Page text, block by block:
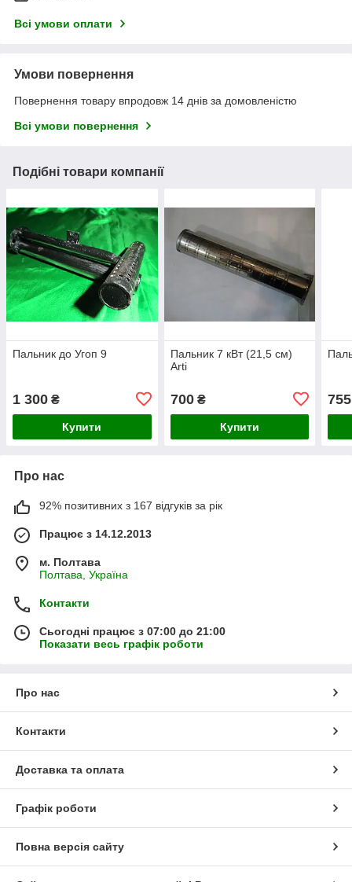
Всі умови оплати
Умови повернення
Повернення товару впродовж 14 днів за домовленістю
Всі умови повернення
Подібні товари компанії
Пальник до Угоп 9
1 300 ₴
Купити
Пальник 7 кВт (21,5 см)
Arti
700₴
Купити
755
Про нас
92% позитивних з 167 відгуків за рік
Працює з 14.12.2013
м. Полтава
Полтава, Україна
Контакти
Сьогодні працює з 07:00 до 21:00
Показати весь графік роботи
Про нас
Контакти
Доставка та оплата
Графік роботи
Повна версія сайту